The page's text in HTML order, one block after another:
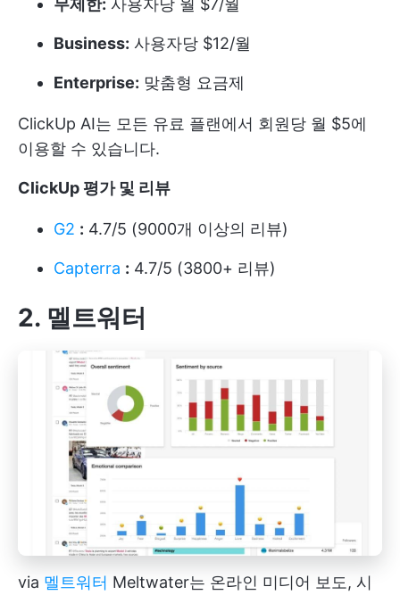
무제한: 사용자당 월 $7/월
Business: 사용자당 $12/월
Enterprise: 맞춤형 요금제
ClickUp AI는 모든 유료 플랜에서 회원당 월 $5에
이용할 수 있습니다.
ClickUp 평가 및 리뷰
G2 : 4.7/5 (9000개 이상의 리뷰)
Capterra : 4.7/5 (3800+ 리뷰)
2. 멜트워터
via 멜트워터 Meltwater는 온라인 미디어 보도, 시